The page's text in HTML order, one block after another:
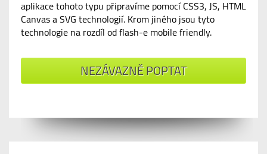
aplikace tohoto typu připravíme pomocí CSS3, JS, HTML
Canvas a SVG technologií. Krom jiného jsou tyto
technologie na rozdíl od flash-e mobile friendly.
NEZÁVAZNĚ POPTAT